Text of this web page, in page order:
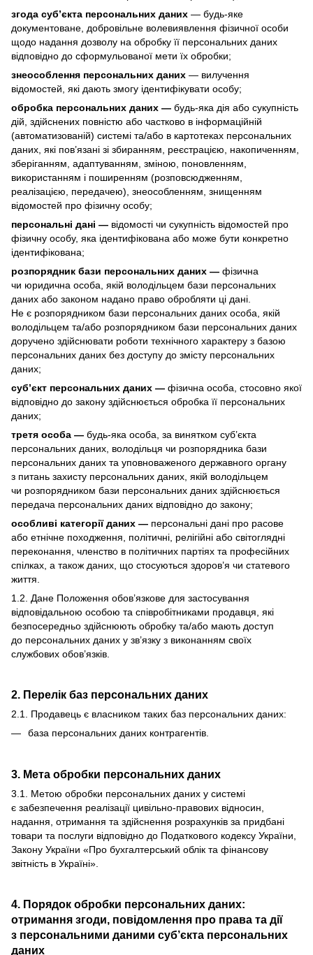
згода суб’єкта персональних даних — будь-яке
документоване, добровільне волевиявлення фізичної особи
щодо надання дозволу на обробку її персональних даних
відповідно до сформульованої мети їх обробки;
знеособлення персональних даних — вилучення
відомостей, які дають змогу ідентифікувати особу;
обробка персональних даних — будь-яка дія або сукупність
дій, здійснених повністю або частково в інформаційній
(автоматизованій) системі та/або в картотеках персональних
даних, які пов’язані зі збиранням, реєстрацією, накопиченням,
зберіганням, адаптуванням, зміною, поновленням,
використанням і поширенням (розповсюдженням,
реалізацією, передачею), знеособленням, знищенням
відомостей про фізичну особу;
персональні дані — відомості чи сукупність відомостей про
фізичну особу, яка ідентифікована або може бути конкретно
ідентифікована;
розпорядник бази персональних даних — фізична
чи юридична особа, якій володільцем бази персональних
даних або законом надано право обробляти ці дані.
Не є розпорядником бази персональних даних особа, якій
володільцем та/або розпорядником бази персональних даних
доручено здійснювати роботи технічного характеру з базою
персональних даних без доступу до змісту персональних
даних;
суб’єкт персональних даних — фізична особа, стосовно якої
відповідно до закону здійснюється обробка її персональних
даних;
третя особа — будь-яка особа, за винятком суб’єкта
персональних даних, володільця чи розпорядника бази
персональних даних та уповноваженого державного органу
з питань захисту персональних даних, якій володільцем
чи розпорядником бази персональних даних здійснюється
передача персональних даних відповідно до закону;
особливі категорії даних — персональні дані про расове
або етнічне походження, політичні, релігійні або світоглядні
переконання, членство в політичних партіях та професійних
спілках, а також даних, що стосуються здоров’я чи статевого
життя.
1.2. Дане Положення обов’язкове для застосування
відповідальною особою та співробітниками продавця, які
безпосередньо здійснюють обробку та/або мають доступ
до персональних даних у зв’язку з виконанням своїх
службових обов’язків.
2. Перелік баз персональних даних
2.1. Продавець є власником таких баз персональних даних:
база персональних даних контрагентів.
3. Мета обробки персональних даних
3.1. Метою обробки персональних даних у системі
є забезпечення реалізації цивільно-правових відносин,
надання, отримання та здійснення розрахунків за придбані
товари та послуги відповідно до Податкового кодексу України,
Закону України «Про бухгалтерський облік та фінансову
звітність в Україні».
4. Порядок обробки персональних даних:
отримання згоди, повідомлення про права та дії
з персональними даними суб’єкта персональних
даних